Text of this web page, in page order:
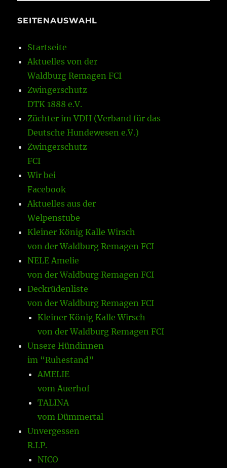
SEITENAUSWAHL
Startseite
Aktuelles von der
Waldburg Remagen FCI
Zwingerschutz
DTK 1888 e.V.
Züchter im VDH (Verband für das
Deutsche Hundewesen e.V.)
Zwingerschutz
FCI
Wir bei
Facebook
Aktuelles aus der
Welpenstube
Kleiner König Kalle Wirsch
von der Waldburg Remagen FCI
NELE Amelie
von der Waldburg Remagen FCI
Deckrüdenliste
von der Waldburg Remagen FCI
Kleiner König Kalle Wirsch
von der Waldburg Remagen FCI
Unsere Hündinnen
im “Ruhestand”
AMELIE
vom Auerhof
TALINA
vom Dümmertal
Unvergessen
R.I.P.
NICO